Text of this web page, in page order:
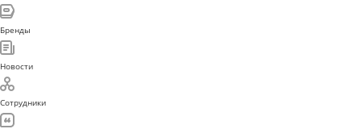
Бренды
Новости
Сотрудники